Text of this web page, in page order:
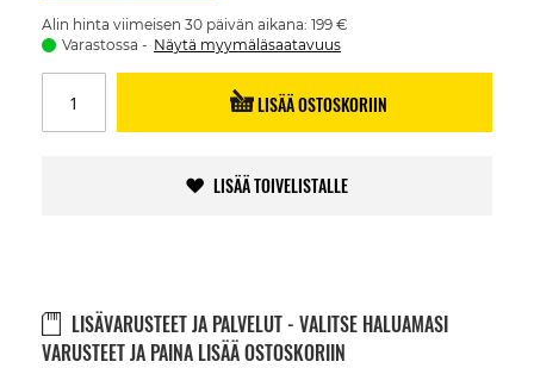
Alin hinta viimeisen 30 päivän aikana: 199 €
Varastossa
Näytä myymäläsaatavuus
LISÄÄ OSTOSKORIIN
LISÄÄ TOIVELISTALLE
LISÄVARUSTEET JA PALVELUT - VALITSE HALUAMASI
VARUSTEET JA PAINA LISÄÄ OSTOSKORIIN